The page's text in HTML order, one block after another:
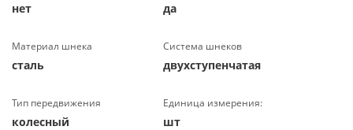
нет да
Материал шнека
сталь
Система шнеков
двухступенчатая
Тип передвижения
колесный
Единица измерения:
шт